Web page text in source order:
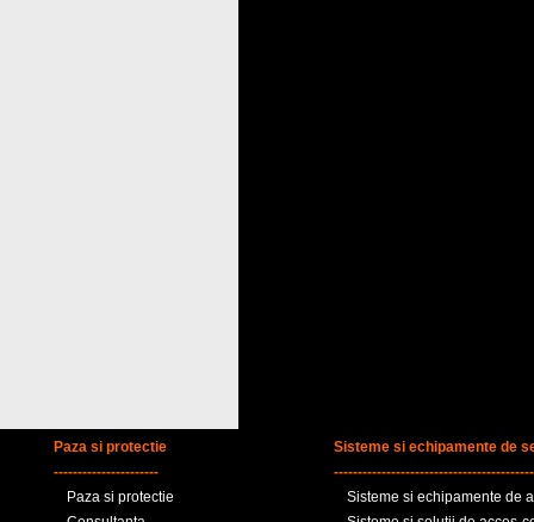
Paza si protectie
----------------------
Paza si protectie
Sisteme si echipamente de
Sisteme si echipamente de